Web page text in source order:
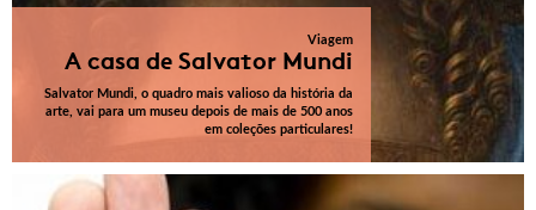
Viagem
A casa de Salvator Mundi
Salvator Mundi, o quadro mais valioso da história da
arte, vai para um museu depois de mais de 500 anos
em coleções particulares!